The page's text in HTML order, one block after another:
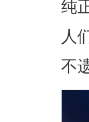
纯
人
不